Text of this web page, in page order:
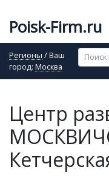
Poisk-Firm.ru
Регионы / Ваш
город: Москва
Центр